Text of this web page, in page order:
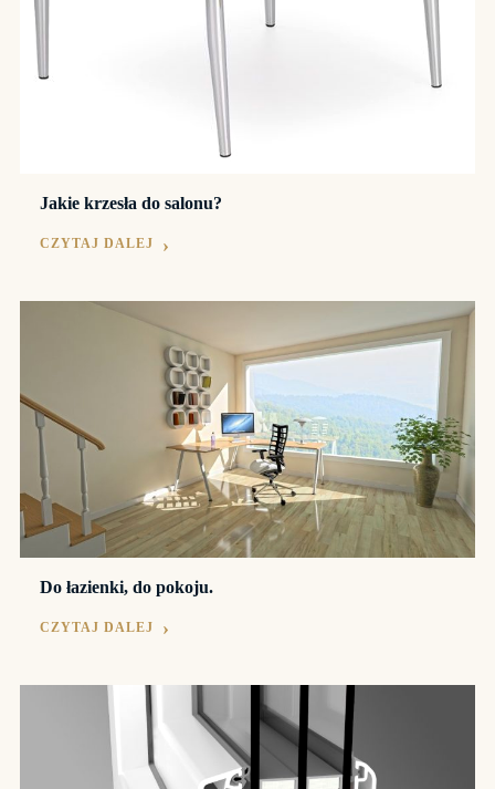
Jakie krzesła do salonu?
CZYTAJ DALEJ
Do łazienki, do pokoju.
CZYTAJ DALEJ